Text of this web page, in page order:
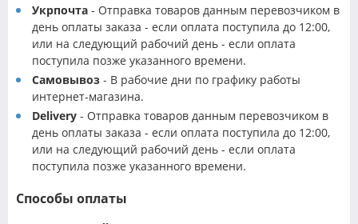
Укрпочта - Отправка товаров данным перевозчиком в
день оплаты заказа - если оплата поступила до 12:00,
или на следующий рабочий день - если оплата
поступила позже указанного времени.
Самовывоз - В рабочие дни по графику работы
интернет-магазина.
Delivery - Отправка товаров данным перевозчиком в
день оплаты заказа - если оплата поступила до 12:00,
или на следующий рабочий день - если оплата
поступила позже указанного времени.
Способы оплаты